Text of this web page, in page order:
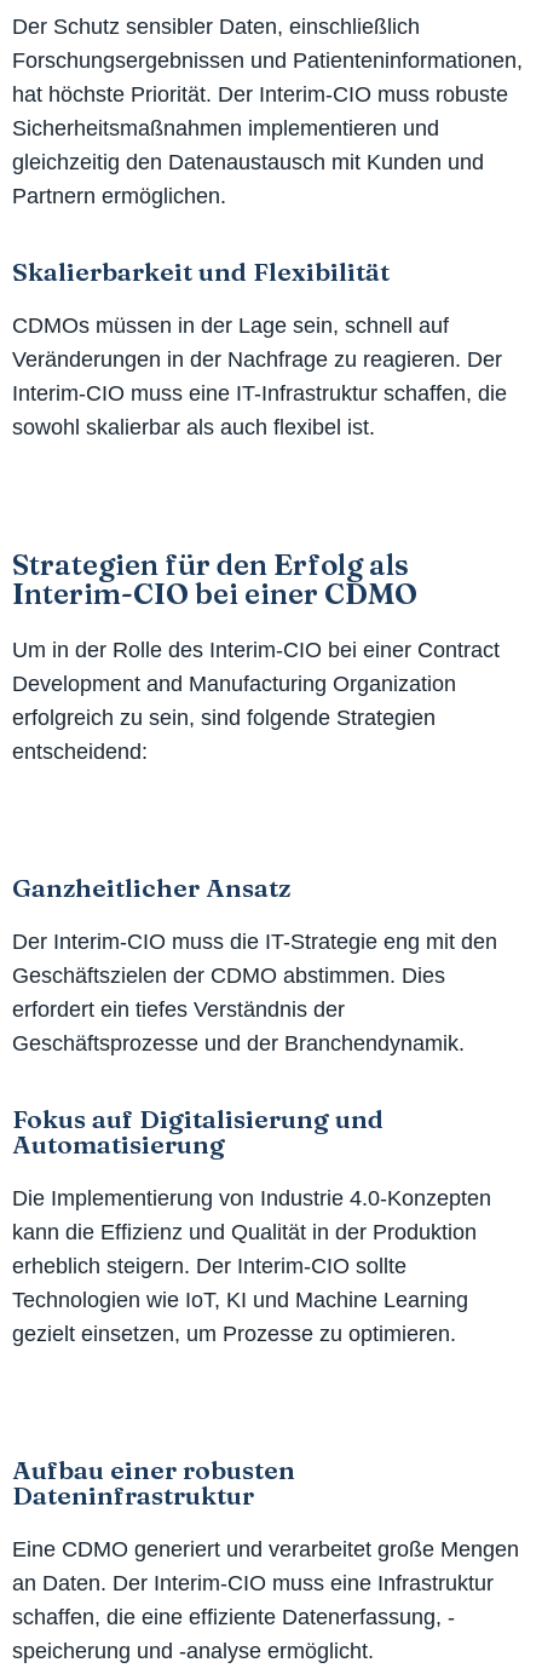
Der Schutz sensibler Daten, einschließlich
Forschungsergebnissen und Patienteninformationen,
hat höchste Priorität. Der Interim-CIO muss robuste
Sicherheitsmaßnahmen implementieren und
gleichzeitig den Datenaustausch mit Kunden und
Partnern ermöglichen.
Skalierbarkeit und Flexibilität
CDMOs müssen in der Lage sein, schnell auf
Veränderungen in der Nachfrage zu reagieren. Der
Interim-CIO muss eine IT-Infrastruktur schaffen, die
sowohl skalierbar als auch flexibel ist.
Strategien für den Erfolg als
Interim-CIO bei einer CDMO
Um in der Rolle des Interim-CIO bei einer Contract
Development and Manufacturing Organization
erfolgreich zu sein, sind folgende Strategien
entscheidend:
Ganzheitlicher Ansatz
Der Interim-CIO muss die IT-Strategie eng mit den
Geschäftszielen der CDMO abstimmen. Dies
erfordert ein tiefes Verständnis der
Geschäftsprozesse und der Branchendynamik.
Fokus auf Digitalisierung und
Automatisierung
Die Implementierung von Industrie 4.0-Konzepten
kann die Effizienz und Qualität in der Produktion
erheblich steigern. Der Interim-CIO sollte
Technologien wie IoT, KI und Machine Learning
gezielt einsetzen, um Prozesse zu optimieren.
Aufbau einer robusten
Dateninfrastruktur
Eine CDMO generiert und verarbeitet große Mengen
an Daten. Der Interim-CIO muss eine Infrastruktur
schaffen, die eine effiziente Datenerfassung, -
speicherung und -analyse ermöglicht.